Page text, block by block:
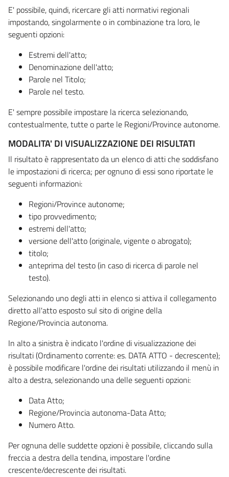
E' possibile, quindi, ricercare gli atti normativi regionali
impostando, singolarmente o in combinazione tra loro, le
seguenti opzioni:
Estremi dell'atto;
Denominazione dell'atto;
Parole nel Titolo;
Parole nel testo.
E' sempre possibile impostare la ricerca selezionando,
contestualmente, tutte o parte le Regioni/Province autonome.
MODALITA' DI VISUALIZZAZIONE DEI RISULTATI
Il risultato è rappresentato da un elenco di atti che soddisfano
le impostazioni di ricerca; per ognuno di essi sono riportate le
seguenti informazioni:
Regioni/Province autonome;
tipo provvedimento;
estremi dell'atto;
versione dell'atto (originale, vigente o abrogato);
titolo;
anteprima del testo (in caso di ricerca di parole nel
testo).
Selezionando uno degli atti in elenco si attiva il collegamento
diretto all'atto esposto sul sito di origine della
Regione/Provincia autonoma.
In alto a sinistra è indicato l'ordine di visualizzazione dei
risultati (Ordinamento corrente: es. DATA ATTO - decrescente);
è possibile modificare l'ordine dei risultati utilizzando il menù in
alto a destra, selezionando una delle seguenti opzioni:
Data Atto;
Regione/Provincia autonoma-Data Atto;
Numero Atto.
Per ognuna delle suddette opzioni è possibile, cliccando sulla
freccia a destra della tendina, impostare l'ordine
crescente/decrescente dei risultati.